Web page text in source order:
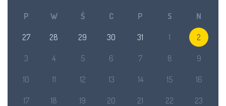
P W Ś C P S N
27 28 29 30 31 1 2
3 4 5 6 7 8 9
10 11 12 13 14 15 16
17 18 19 20 21 22 23